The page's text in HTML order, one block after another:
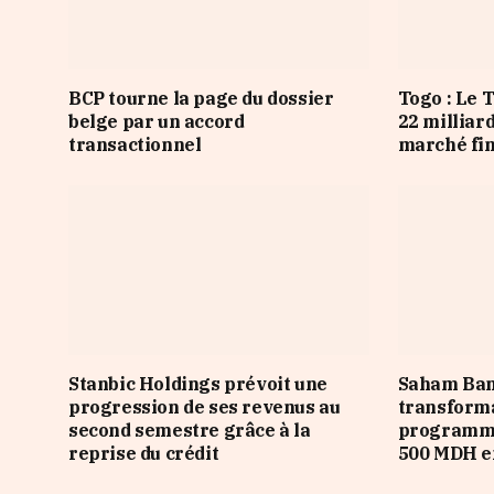
BCP tourne la page du dossier
belge par un accord
transactionnel
Togo : Le
22
marché
Stanbic Holdings prévoit une
progression de ses revenus au
second semestre grâce à la
reprise du crédit
Saham
500 MDH